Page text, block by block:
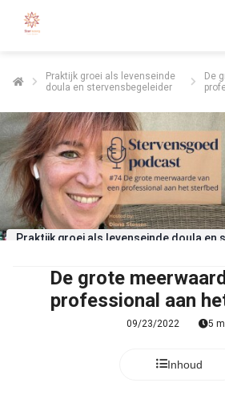
Praktijk groei als levenseinde
doula en stervensbegeleider
De
Praktijk groei als levenseinde doula en
De grote
professional aan
09/23/2022 5
Inhoud